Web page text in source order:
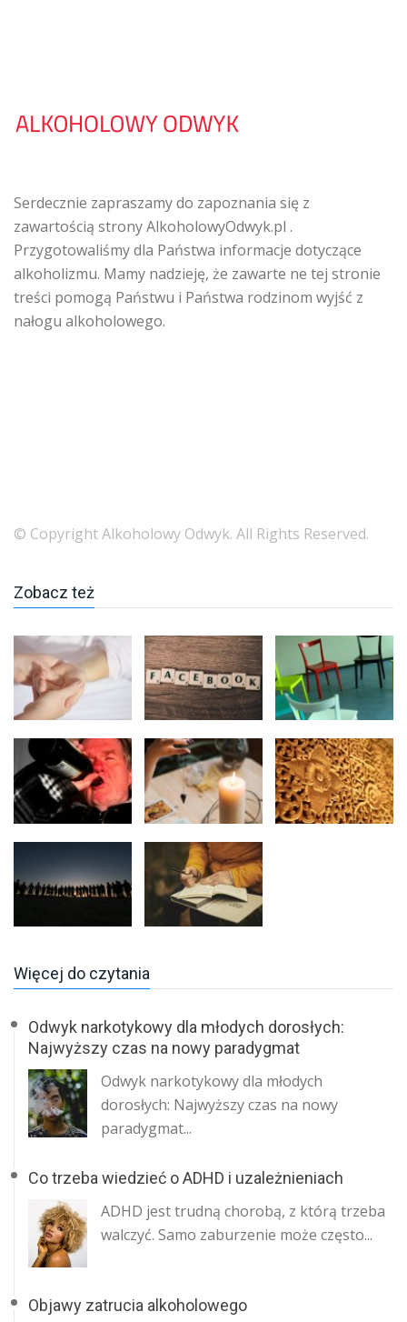
Serdecznie zapraszamy do zapoznania się z
zawartością strony AlkoholowyOdwyk.pl .
Przygotowaliśmy dla Państwa informacje dotyczące
alkoholizmu. Mamy nadzieję, że zawarte ne tej stronie
treści pomogą Państwu i Państwa rodzinom wyjść z
nałogu alkoholowego.
© Copyright Alkoholowy Odwyk. All Rights Reserved.
Zobacz też
Więcej do czytania
Odwyk narkotykowy dla młodych dorosłych:
Najwyższy czas na nowy paradygmat
Odwyk narkotykowy dla młodych
dorosłych: Najwyższy czas na nowy
paradygmat...
Co trzeba wiedzieć o ADHD i uzależnieniach
ADHD jest trudną chorobą, z którą trzeba
walczyć. Samo zaburzenie może często...
Objawy zatrucia alkoholowego